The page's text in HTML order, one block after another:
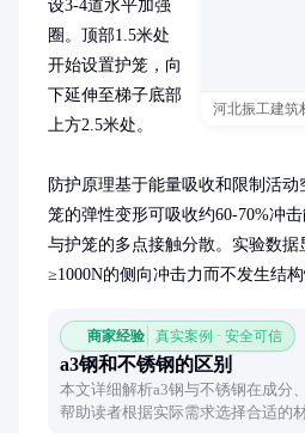
河北振工建筑
设3-4道水平加强
圈。顶部1.5米处
开始设置护笼，向
下延伸至梯子底部
上方2.5米处。
防护原理基于能量吸收和限制活
笼的弹性变形可吸收约60-70%冲
与护笼的多点接触分散。实验数据
≥1000N的侧向冲击力而不发生结构
商家经验 真实案例 · 安全可信
a3钢和不锈钢的区别
本文详细解析a3钢与不锈钢在成分
帮助读者根据实际需求选择合适的